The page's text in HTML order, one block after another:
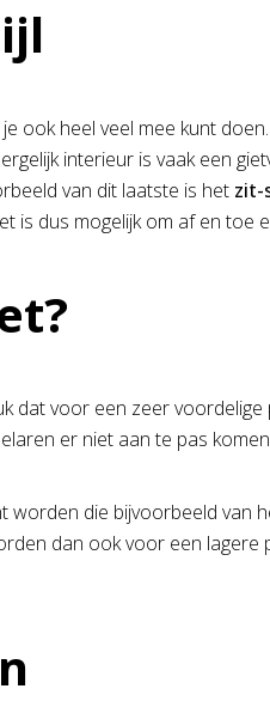
ook heel veel mee kunt
interieur is vaak een
van dit laatste is het zit-
dus mogelijk om af en toe
dat voor een zeer
er niet aan te pas
die bijvoorbeeld
dan ook voor een